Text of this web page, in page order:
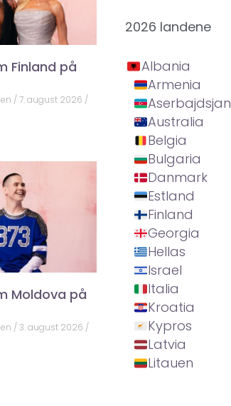
Finland på
7. august 2026
Moldova på
3. august 2026
2026 landene
Albania
Armenia
Aserbajdsjan
Australia
Belgia
Bulgaria
Danmark
Estland
Finland
Georgia
Hellas
Israel
Italia
Kroatia
Kypros
Latvia
Litauen